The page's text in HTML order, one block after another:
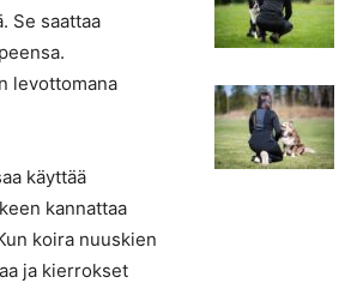
Se saattaa
levottomana
käyttää
kannattaa
koira nuuskien
ja kierrokset